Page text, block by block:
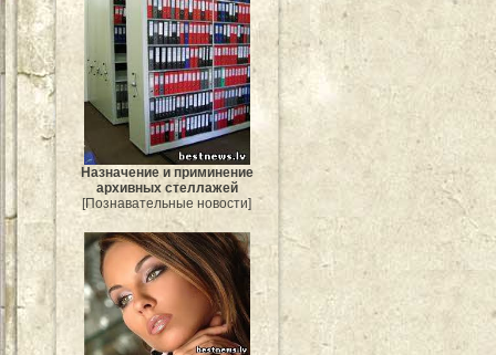
Назначение и приминение
архивных стеллажей
[Познавательные новости]